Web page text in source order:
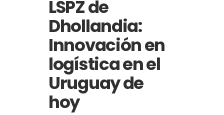
LSPZ de
Dhollandia:
Innovación en
logística en el
Uruguay de
hoy